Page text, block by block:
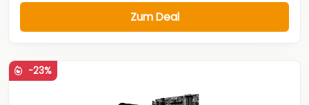
Zum Deal
-23%